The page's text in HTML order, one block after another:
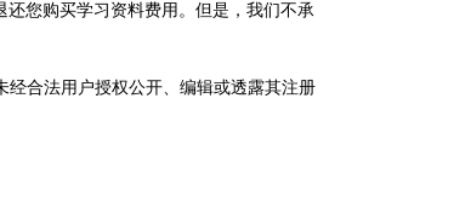
还您购买学习资料费用。但是，我们不承
经合法用户授权公开、编辑或透露其注册